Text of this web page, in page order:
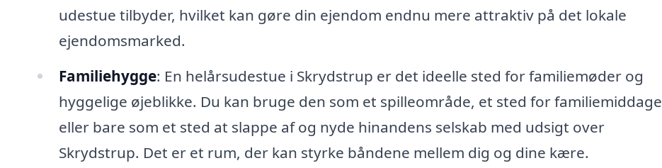
udestue tilbyder, hvilket kan gøre din ejendom endnu mere attraktiv på det lokale
ejendomsmarked.
Familiehygge: En helårsudestue i Skrydstrup er det ideelle sted for familiemøder og
hyggelige øjeblikke. Du kan bruge den som et spilleområde, et sted for familiemiddage
eller bare som et sted at slappe af og nyde hinandens selskab med udsigt over
Skrydstrup. Det er et rum, der kan styrke båndene mellem dig og dine kære.